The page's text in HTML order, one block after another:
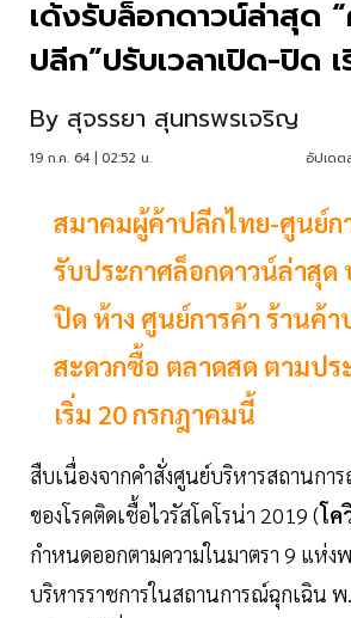
เด้งรับล็อกดาวน์ล่าสุด “
ปลีก”ปรับเวลาเปิด-ปิด
By สุจรรยา สุนทรพรเจริญ
19 ก.ค. 64 | 02:52 น. อัปเดต
สมาคมผู้ค้าปลีกไทย-ศูนย์ก
รับประกาศล็อกดาวน์ล่าสุด
ปิด ห้าง ศูนย์การค้า ร้านค้า
สะดวกซื้อ ตลาดสด ตามปร
เริ่ม 20 กรกฎาคมนี้
สืบเนื่องจากคำสั่งศูนย์บริหารสถานกา
ของโรคติดเชื้อไวรัสโคโรน่า 2019 (โค
กำหนดออกตามความในมาตรา 9 แห่ง
บริหารราชการในสถานการณ์ฉุกเฉิน